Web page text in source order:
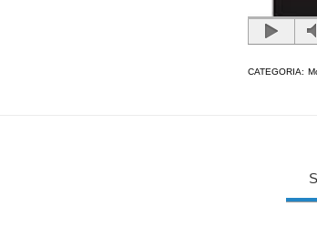
CATEGORIA: